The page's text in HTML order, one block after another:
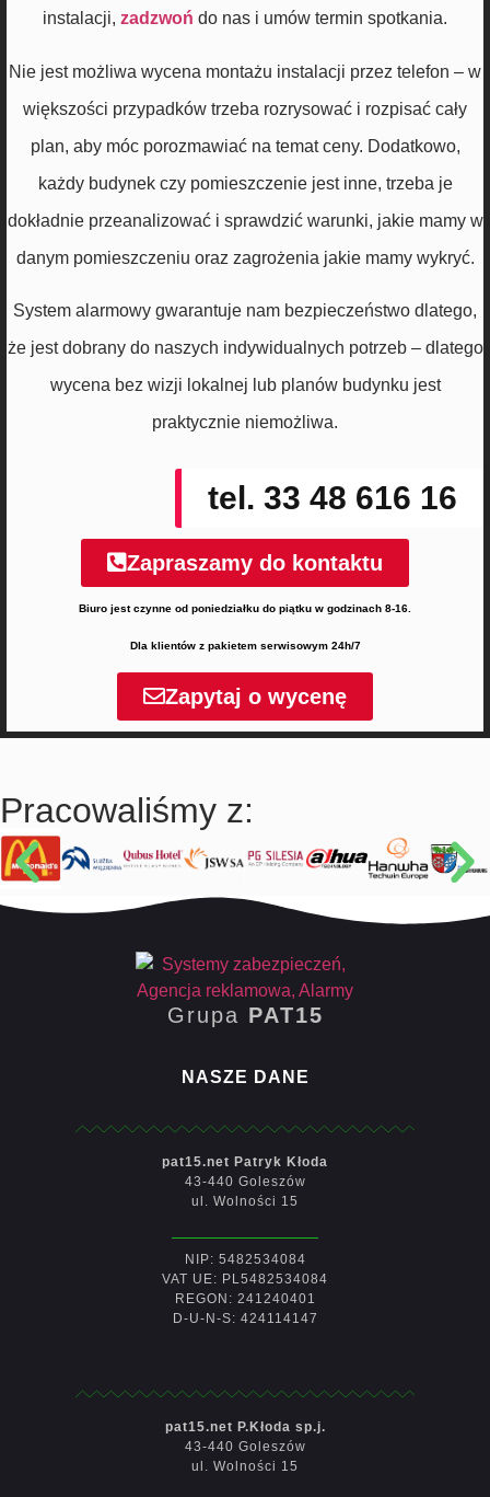
instalacji, zadzwoń do nas i umów termin spotkania.
Nie jest możliwa wycena montażu instalacji przez telefon – w
większości przypadków trzeba rozrysować i rozpisać cały
plan, aby móc porozmawiać na temat ceny. Dodatkowo,
każdy budynek czy pomieszczenie jest inne, trzeba je
dokładnie przeanalizować i sprawdzić warunki, jakie mamy w
danym pomieszczeniu oraz zagrożenia jakie mamy wykryć.
System alarmowy gwarantuje nam bezpieczeństwo dlatego,
że jest dobrany do naszych indywidualnych potrzeb – dlatego
wycena bez wizji lokalnej lub planów budynku jest
praktycznie niemożliwa.
tel. 33 48 616 16
Zapraszamy do kontaktu
Biuro jest czynne od poniedziałku do piątku w godzinach 8-16.
Dla klientów z pakietem serwisowym 24h/7
Zapytaj o wycenę
Pracowaliśmy z:
Grupa PAT15
NASZE DANE
pat15.net Patryk Kłoda
43-440 Goleszów
ul. Wolności 15
NIP: 5482534084
VAT UE: PL5482534084
REGON: 241240401
D-U-N-S: 424114147
pat15.net P.Kłoda sp.j.
43-440 Goleszów
ul. Wolności 15